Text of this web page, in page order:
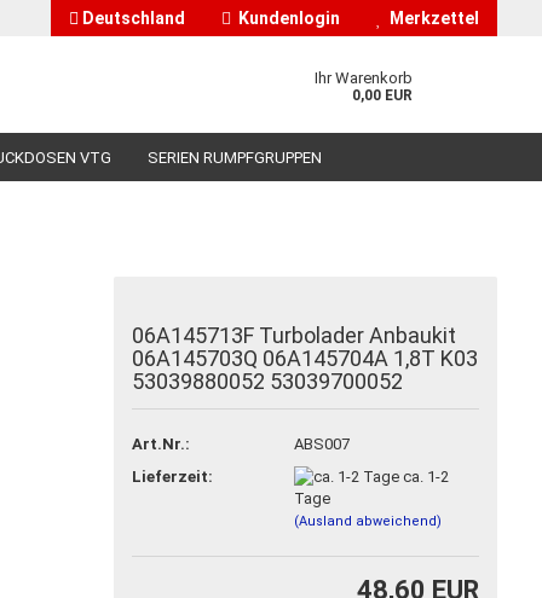
Deutschland Kundenlogin
vergessen?
Merkzettel
Ihr Warenkorb
0,00 EUR
VTG SERIEN RUMPFGRUPPEN
06A145713F Turbolader Anbaukit
06A145703Q 06A145704A 1,8T K03
53039880052 53039700052
Art.Nr.:
ABS007
Lieferzeit:
ca. 1-2
Tage
(Ausland abweichend)
48,60 EUR